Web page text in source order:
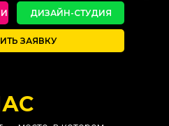
ЗАЯВКУ
ДИЗАЙН-СТУДИЯ